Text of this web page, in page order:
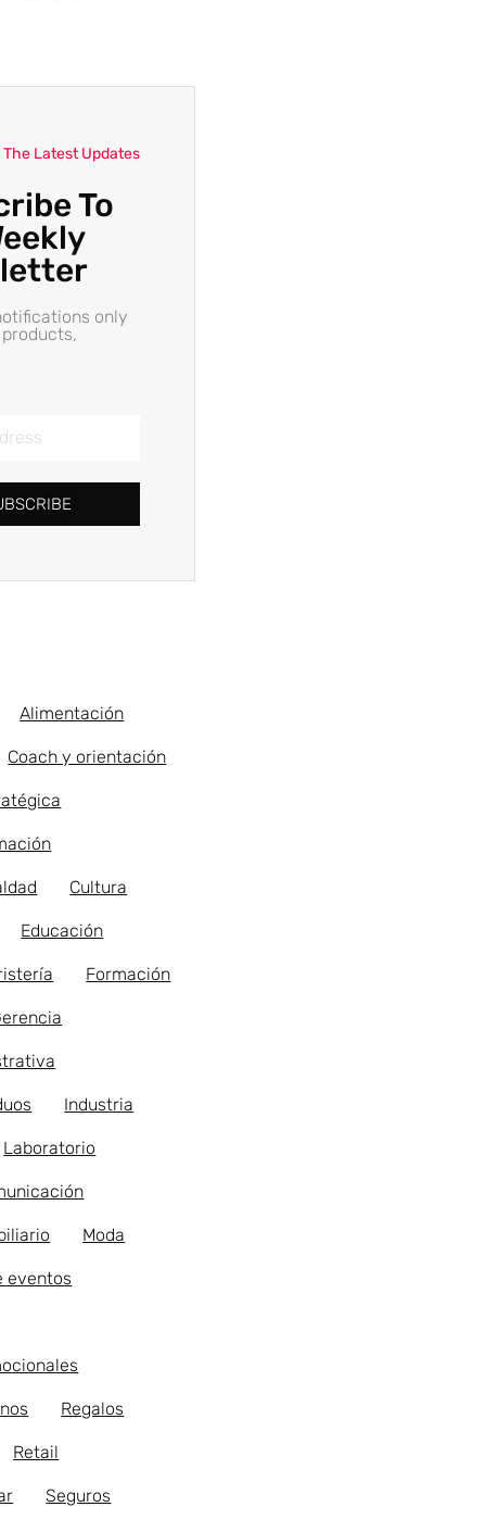
The Latest Updates
To
only
Alimentación
Coach y orientación
Cultura
Educación
Formación
Industria
Laboratorio
Moda
eventos
Regalos
Retail
Seguros